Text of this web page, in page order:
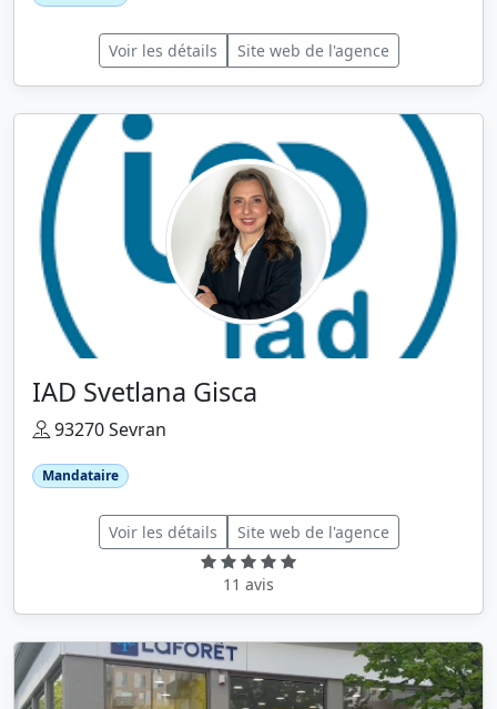
Voir les détails Site web de l'agence
IAD Svetlana Gisca
93270 Sevran
Mandataire
Voir les détails Site web de l'agence
11 avis